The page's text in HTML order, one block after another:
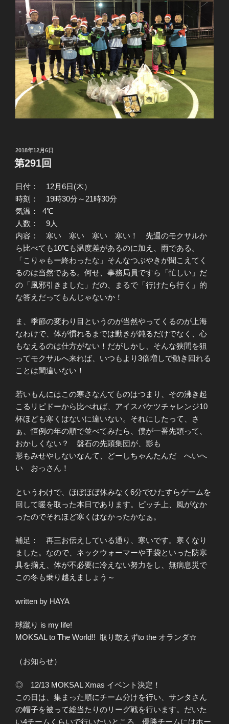
投
稿
日:
2018年12月6日
第291回
日付： 12月6日(木）
時刻： 19時30分～21時30分
気温： 4℃
人数： 9人
内容： 寒い 寒い 寒い 寒い！ 先週のモクサルか
ら比べても10℃も温度差があるのに加え、雨である。
「こりゃもー終わったな」そんなつぶやきが聞こえてく
るのは当然である。何せ、事務局員ですら「忙しい」だ
の「風邪引きました」だの、まるで「行けたら行く」的
な答えだってもんじゃないか！
ま、季節の変わり目というのが当然やってくるのが上海
なわけで、体が慣れるまでは動きが鈍るだけでなく、心
もなえるのは仕方がない！だがしかし、そんな狭間を狙
ってモクサルへ来れば、いつもより3倍増しで動き回れる
ことは間違いない！
若いもんにはこの寒さなんてものはつまり、その沸き起
こるリピドーから比べれば、アイスバケツチャレンジ10
杯ほども寒くはないに違いない。それにしたって、さ
ぁ、恒例の年の順で並べてみたら、僕が一番先頭って、
おかしくない？ 盤石の先頭集団が、影も
形もみせやしないなんて、どーしちゃんたんだ へいへ
い おっさん！
というわけで、ほぼほぼ休みなく6分でひたすらゲームを
回して暖を取った本日であります。ピッチ上、風がなか
ったのでそれほど寒くはなかったかなぁ。
補足： 再三お伝えしている通り、寒いです。寒くなり
ました。なので、ネックウォーマーや手袋といった防寒
具を揃え、体が不必要に冷えない努力をし、無病息災で
この冬も乗り越えましょう～
written by HAYA
球蹴り is my life!
MOKSAL to The World!! 取り敢えずto the オランダ☆
（お知らせ）
◎ 12/13 MOKSAL Xmas イベント決定！
この日は、集まった順にチーム分けを行い、サンタさん
の帽子を被って総当たりのリーグ戦を行います。だいた
い4チームくらいで行いたいところ、優勝チームにはホー